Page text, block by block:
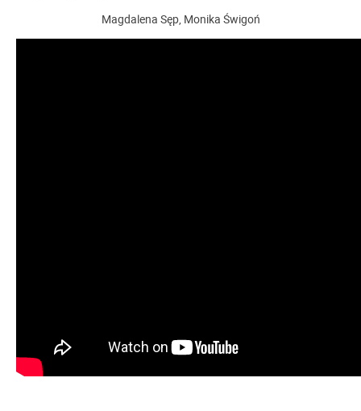
Magdalena Sęp, Monika Świgoń